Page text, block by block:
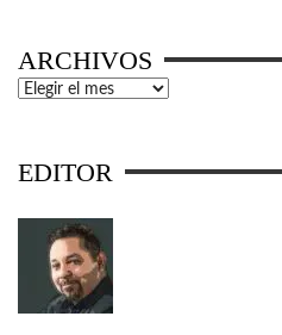
ARCHIVOS
Archivos
EDITOR